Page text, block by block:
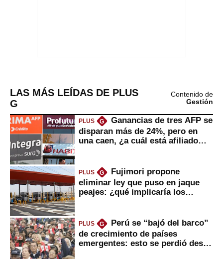
LAS MÁS LEÍDAS DE PLUS
G
Contenido de
Gestión
PLUS G
Ganancias de tres AFP se
disparan más de 24%, pero en
una caen, ¿a cuál está afiliado
PLUS G
Fujimori propone
eliminar ley que puso en jaque
peajes: ¿qué implicaría los
PLUS G
Perú se “bajó del barco”
de crecimiento de países
emergentes: esto se perdió desde